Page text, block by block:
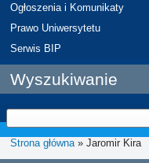
Ogłoszenia i Komunikaty
Prawo Uniwersytetu
Serwis BIP
Wyszukiwanie
Strona główna» Jaromir Kira